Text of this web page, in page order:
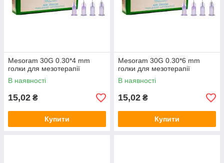
Mesoram 30G 0.30*4 mm
голки для мезотерапії
В наявності
15,02 ₴
Купити
Mesoram 30G 0.30*6 mm
голки для мезотерапії
В наявності
15,02 ₴
Купити